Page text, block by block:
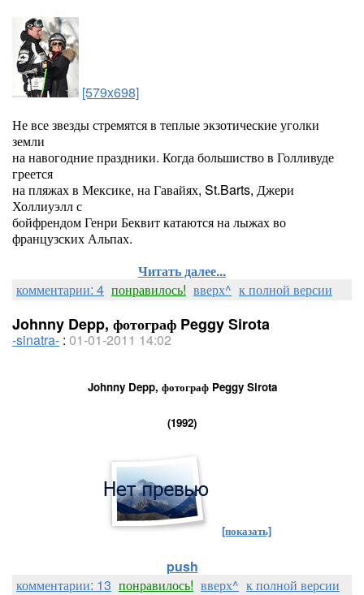
[579x698]
Не все звезды стремятся в теплые экзотические уголки
земли
на навогодние праздники. Когда большиство в Голливуде
греется
на пляжах в Мексике, на Гавайях, St.Barts, Джери
Холлиуэлл с
бойфрендом Генри Беквит катаются на лыжах во
французских Альпах.
Читать далее...
комментарии: 4 понравилось! вверх^ к полной версии
Johnny Depp, фотограф Peggy Sirota
-sinatra- : 01-01-2011 14:02
Johnny Depp, фотограф Peggy Sirota
(1992)
[показать]
push
комментарии: 13 понравилось! вверх^ к полной версии